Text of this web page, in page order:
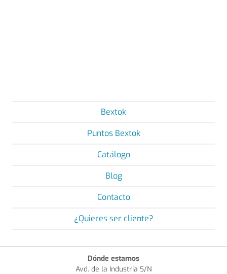
Bextok
Puntos Bextok
Catálogo
Blog
Contacto
¿Quieres ser cliente?
Dónde estamos
Avd. de la Industria S/N